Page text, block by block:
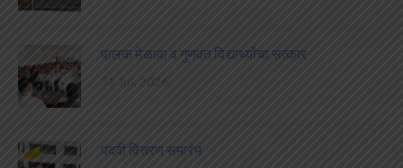
पालक मेळावा व गुणवंत विद्यार्थ्यांचा सत्कार
31 Jul, 2026
पदवी वितरण समारंभ